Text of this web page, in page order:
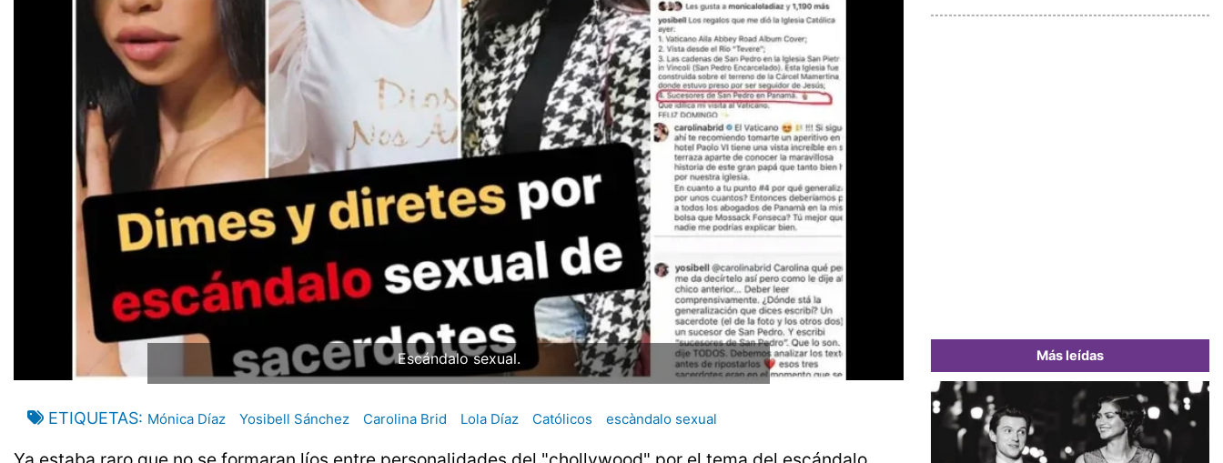
Escándalo sexual.
ETIQUETAS Mónica Díaz Yosibell Sánchez Carolina Brid Lola Díaz Católicos escàndalo sexual
Más leídas